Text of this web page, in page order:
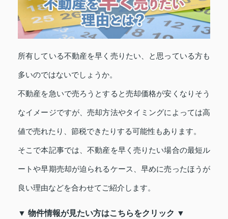
所有している不動産を早く売りたい、と思っている方も
多いのではないでしょうか。
不動産を急いで売ろうとすると売却価格が安くなりそう
なイメージですが、売却方法やタイミングによっては高
値で売れたり、節税できたりする可能性もあります。
そこで本記事では、不動産を早く売りたい場合の最短ル
ートや早期売却が迫られるケース、早めに売ったほうが
良い理由などを合わせてご紹介します。
▼ 物件情報が見たい方はこちらをクリック ▼